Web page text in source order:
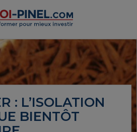
: L’ISOLATION
BIENTÔT